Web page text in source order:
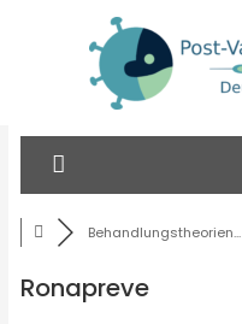
Behandlungstheorien...
Ronapreve